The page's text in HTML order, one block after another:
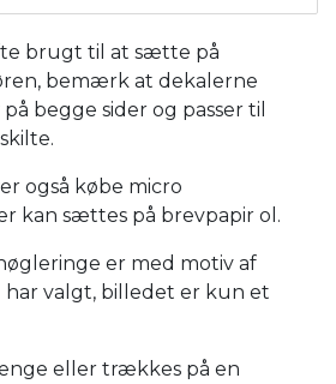
brugt til at sætte på
bemærk at dekalerne
begge sider og passer til
også købe micro
kan sættes på brevpapir ol.
er med motiv af
har valgt, billedet er kun et
eller trækkes på en